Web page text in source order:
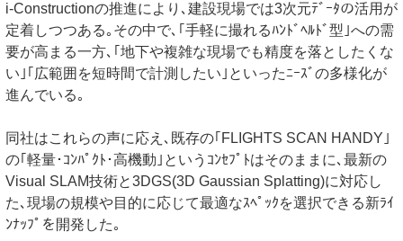
i-Constructionの推進により､建設現場では3次元ﾃﾞｰﾀの活用が
定着しつつある｡その中で､｢手軽に撮れるﾊﾝﾄﾞﾍﾙﾄﾞ型｣への需
要が高まる一方､｢地下や複雑な現場でも精度を落としたくな
い｣｢広範囲を短時間で計測したい｣といったﾆｰｽﾞの多様化が
進んでいる｡
同社はこれらの声に応え､既存の｢FLIGHTS SCAN HANDY｣
の｢軽量･ｺﾝﾊﾟｸﾄ･高機動｣というｺﾝｾﾌﾟﾄはそのままに､最新の
Visual SLAM技術と3DGS(3D Gaussian Splatting)に対応し
た､現場の規模や目的に応じて最適なｽﾍﾟｯｸを選択できる新ﾗｲ
ﾝﾅｯﾌﾟを開発した｡